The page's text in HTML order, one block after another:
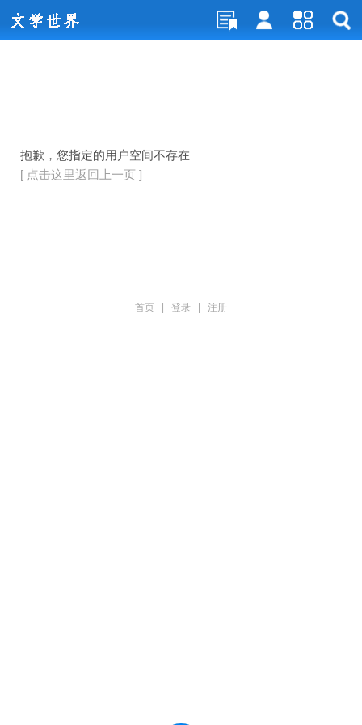
抱歉，您指定的用户空间不存在
[ 点击这里返回上一页 ]
首页 登录 注册